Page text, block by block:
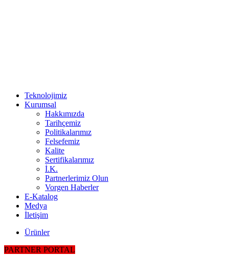
Teknolojimiz
Kurumsal
Hakkımızda
Tarihçemiz
Politikalarımız
Felsefemiz
Kalite
Sertifikalarımız
İ.K.
Partnerlerimiz Olun
Vorgen Haberler
E-Katalog
Medya
İletişim
Ürünler
PARTNER PORTAL